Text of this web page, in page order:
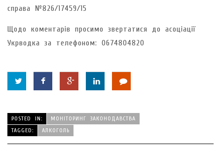
справа №826/17459/15
Щодо коментарів просимо звертатися до асоціації
Укрводка за телефоном: 0674804820
POSTED IN:
МОНІТОРИНГ ЗАКОНОДАВСТВА
TAGGED:
АЛКОГОЛЬ